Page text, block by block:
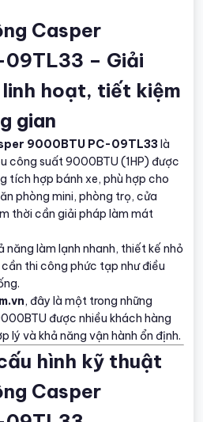
Casper
– Giải
hoạt, tiết kiệm
gian
9000BTU PC-09TL33 là
công suất 9000BTU (1HP) được
tích hợp bánh xe, phù hợp cho
phòng mini, phòng trọ, cửa
thời cần giải pháp làm mát
năng làm lạnh nhanh, thiết kế nhỏ
thi công phức tạp như điều
, đây là một trong những
được nhiều khách hàng
lý và khả năng vận hành ổn định.
hình kỹ thuật
Casper